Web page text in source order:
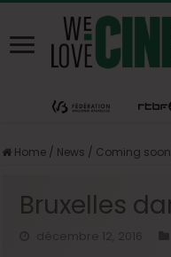
Home / News / Coming soon
Bruxelles